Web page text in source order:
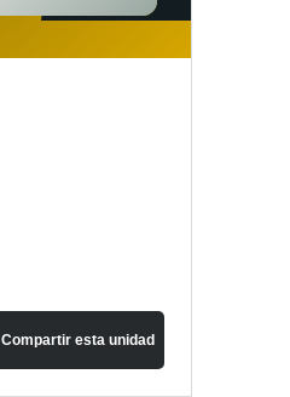
Compartir esta unidad